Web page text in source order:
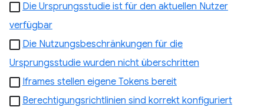
Die Ursprungsstudie ist für den aktuellen Nutzer
verfügbar
Die Nutzungsbeschränkungen für die
Ursprungsstudie wurden nicht überschritten
Iframes stellen eigene Tokens bereit
Berechtigungsrichtlinien sind korrekt konfiguriert